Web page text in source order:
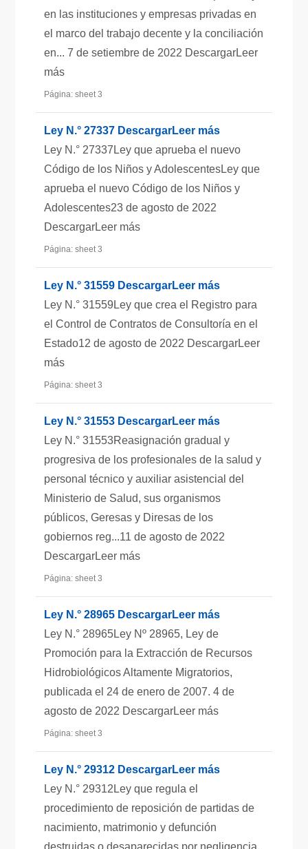
en las instituciones y empresas privadas en
el marco del trabajo decente y la conciliación
en... 7 de setiembre de 2022 DescargarLeer
más
Página: sheet 3
Ley N.° 27337 DescargarLeer más
Ley N.° 27337Ley que aprueba el nuevo
Código de los Niños y AdolescentesLey que
aprueba el nuevo Código de los Niños y
Adolescentes23 de agosto de 2022
DescargarLeer más
Página: sheet 3
Ley N.° 31559 DescargarLeer más
Ley N.° 31559Ley que crea el Registro para
el Control de Contratos de Consultoría en el
Estado12 de agosto de 2022 DescargarLeer
más
Página: sheet 3
Ley N.° 31553 DescargarLeer más
Ley N.° 31553Reasignación gradual y
progresiva de los profesionales de la salud y
personal técnico y auxiliar asistencial del
Ministerio de Salud, sus organismos
públicos, Geresas y Diresas de los
gobiernos reg...11 de agosto de 2022
DescargarLeer más
Página: sheet 3
Ley N.° 28965 DescargarLeer más
Ley N.° 28965Ley Nº 28965, Ley de
Promoción para la Extracción de Recursos
Hidrobiológicos Altamente Migratorios,
publicada el 24 de enero de 2007. 4 de
agosto de 2022 DescargarLeer más
Página: sheet 3
Ley N.° 29312 DescargarLeer más
Ley N.° 29312Ley que regula el
procedimiento de reposición de partidas de
nacimiento, matrimonio y defunción
destruidas o desaparecidas por negligencia,